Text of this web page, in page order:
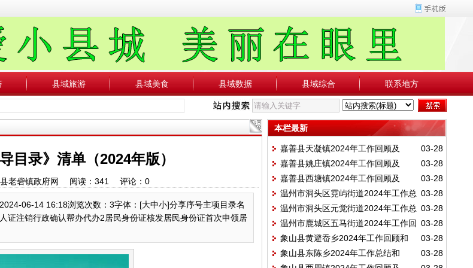
县域旅游 县域美食 县域数据 县域综合 联系地方
目录》清单（2024年版）
老砦镇政府网 阅读： 341 评论： 0
06-14 16:18浏览次数：3字体：[大中小]分享序号主项目录名
证注销行政确认帮办代办2居民身份证核发居民身份证首次申领居
本栏最新
03-28
嘉善县天凝镇2024年工作回顾及
2025年工作任务
03-28
嘉善县姚庄镇2024年工作回顾及
2025年工作任务
03-28
嘉善县西塘镇2024年工作回顾及
2025年工作任务
03-28
温州市洞头区霓屿街道2024年工作总
结及2025年工作思路
03-28
温州市洞头区元觉街道2024年工作总
结及2025年工作思路
03-28
温州市鹿城区五马街道2024年工作回
顾及2025年重点工作
03-28
象山县黄避岙乡2024年工作回顾和
2025年工作安排
03-28
象山县东陈乡2024年工作总结和